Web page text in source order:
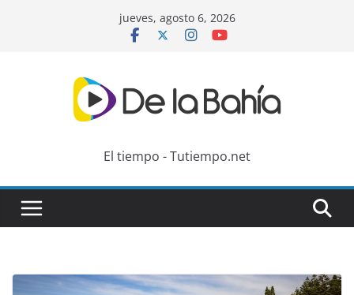
jueves, agosto 6, 2026
El tiempo - Tutiempo.net